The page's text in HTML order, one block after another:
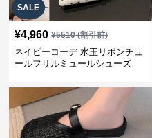
SALE
¥4,960 ¥5510(割引前)
ネイビーコーデ 水玉リボンチュ
ールフリルミュールシューズ